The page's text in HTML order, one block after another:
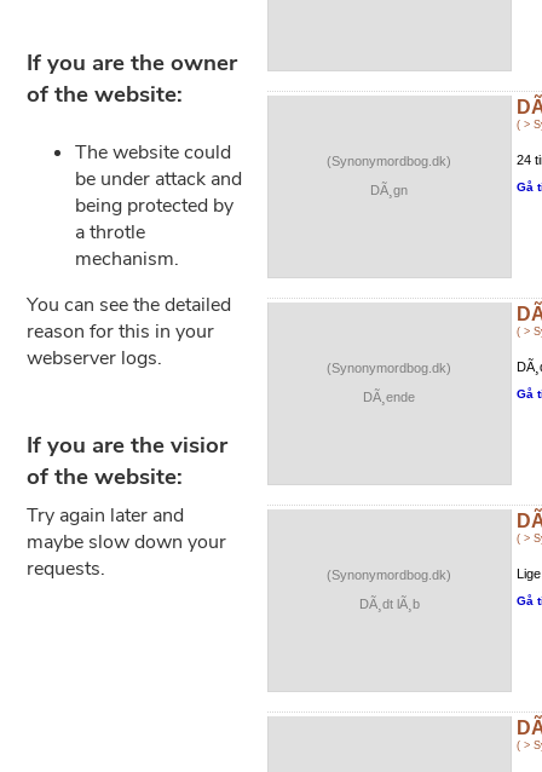
(Synonymordbog.dk)
DÃ¸gn
( >
24
Gå
(Synonymordbog.dk)
DÃ¸ende
( >
Gå
(Synonymordbog.dk)
DÃ¸dt lÃ¸b
( >
Gå
( >